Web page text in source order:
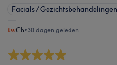
Facials / Gezichtsbehandelingen
Ch•30 dagen geleden